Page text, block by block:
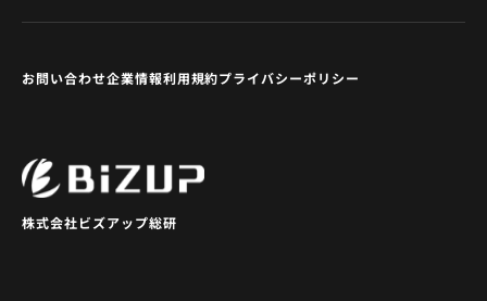
株式会社ビズアップ総研
お問い合わせ企業情報利用規約プライバシーポリシー